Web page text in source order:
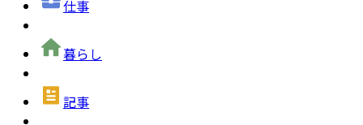
仕事
暮らし
記事